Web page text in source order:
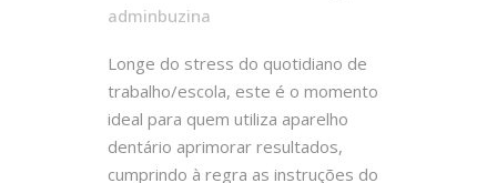
adminbuzina
Longe do stress do quotidiano de
trabalho/escola, este é o momento
ideal para quem utiliza aparelho
dentário aprimorar resultados,
cumprindo à regra as instruções do